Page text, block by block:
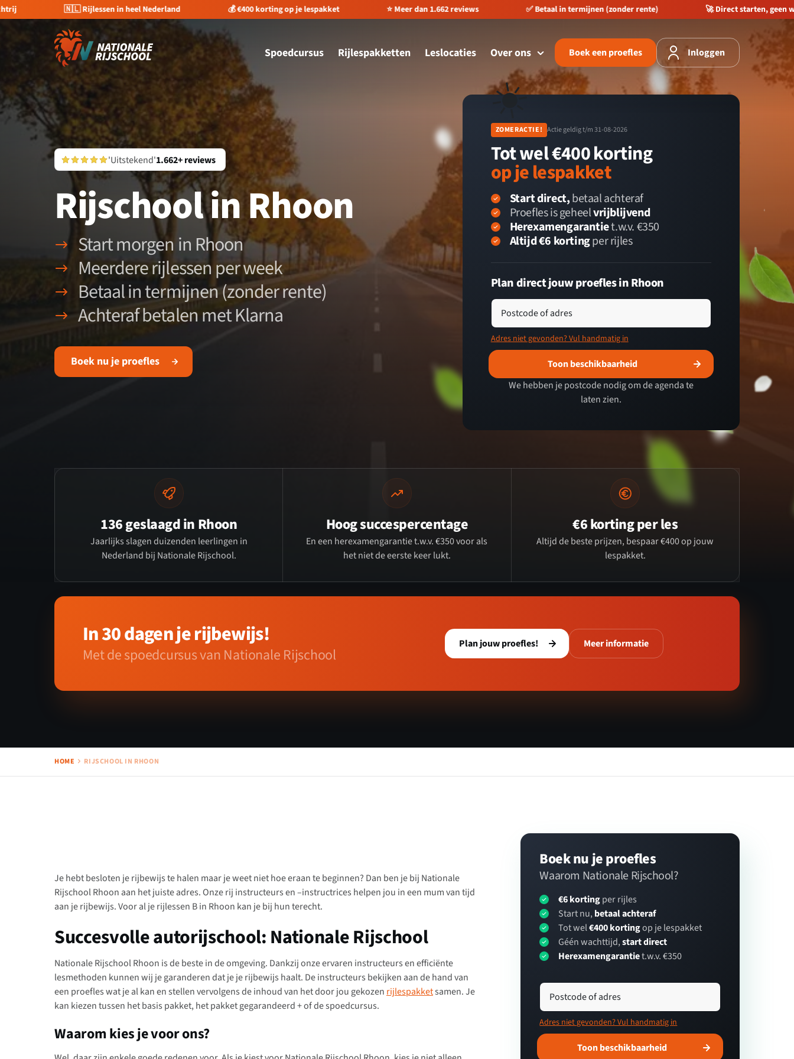
🇳🇱 Rijlessen in heel Nederland 💰 €400 korting op je lespakket ⭐️ Meer dan 1.662 reviews ✅ Betaal in termijnen (zonder rente) 🚀 Direct starten, geen
Spoedcursus Rijlespakketten Leslocaties Over ons Boek een proefles Inloggen
'Uitstekend'1.662+ reviews
Rijschool in Rhoon
Start morgen in Rhoon
Meerdere rijlessen per week
Betaal in termijnen (zonder rente)
Achteraf betalen met Klarna
Boek nu je proefles
☀️
ZOMERACTIE! Actie geldig t/m 31-08-2026
Tot wel €400 korting
op je lespakket
Start direct,betaal achteraf
Proefles is geheelvrijblijvend
Herexamengarantiet.w.v. €350
Altijd €6 kortingper rijles
Plan direct jouw proefles in Rhoon
Postcode of adres
Adres niet gevonden? Vul handmatig in
Toon beschikbaarheid
We hebben je postcode nodig om de agenda te
laten zien.
136 geslaagd in Rhoon
Jaarlijks slagen duizenden leerlingen in
Nederland bij Nationale Rijschool.
Hoog succespercentage
En een herexamengarantie t.w.v. €350 voor als
het niet de eerste keer lukt.
€6 korting per les
Altijd de beste prijzen, bespaar €400 op jouw
lespakket.
In 30 dagen je rijbewijs!
Met de spoedcursus van Nationale Rijschool
Plan jouw proefles! Meer informatie
HOME RIJSCHOOL IN RHOON
Je hebt besloten je rijbewijs te halen maar je weet niet hoe eraan te beginnen? Dan ben je bij Nationale
Rijschool Rhoon aan het juiste adres. Onze rij instructeurs en –instructrices helpen jou in een mum van tijd
aan je rijbewijs. Voor al je rijlessen B in Rhoon kan je bij hun terecht.
Succesvolle autorijschool: Nationale Rijschool
Nationale Rijschool Rhoon is de beste in de omgeving. Dankzij onze ervaren instructeurs en efficiënte
lesmethoden kunnen wij je garanderen dat je je rijbewijs haalt. De instructeurs bekijken aan de hand van
een proefles wat je al kan en stellen vervolgens de inhoud van het door jou gekozen rijlespakketsamen. Je
kan kiezen tussen het basis pakket, het pakket gegarandeerd + of de spoedcursus.
Waarom kies je voor ons?
Boek nu je proefles
Waarom Nationale Rijschool?
€6 kortingper rijles
Start nu, betaal achteraf
Tot wel€400 kortingop je lespakket
Géén wachttijd,start direct
Herexamengarantiet.w.v. €350
Postcode of adres
Adres niet gevonden? Vul handmatig in
Toon beschikbaarheid